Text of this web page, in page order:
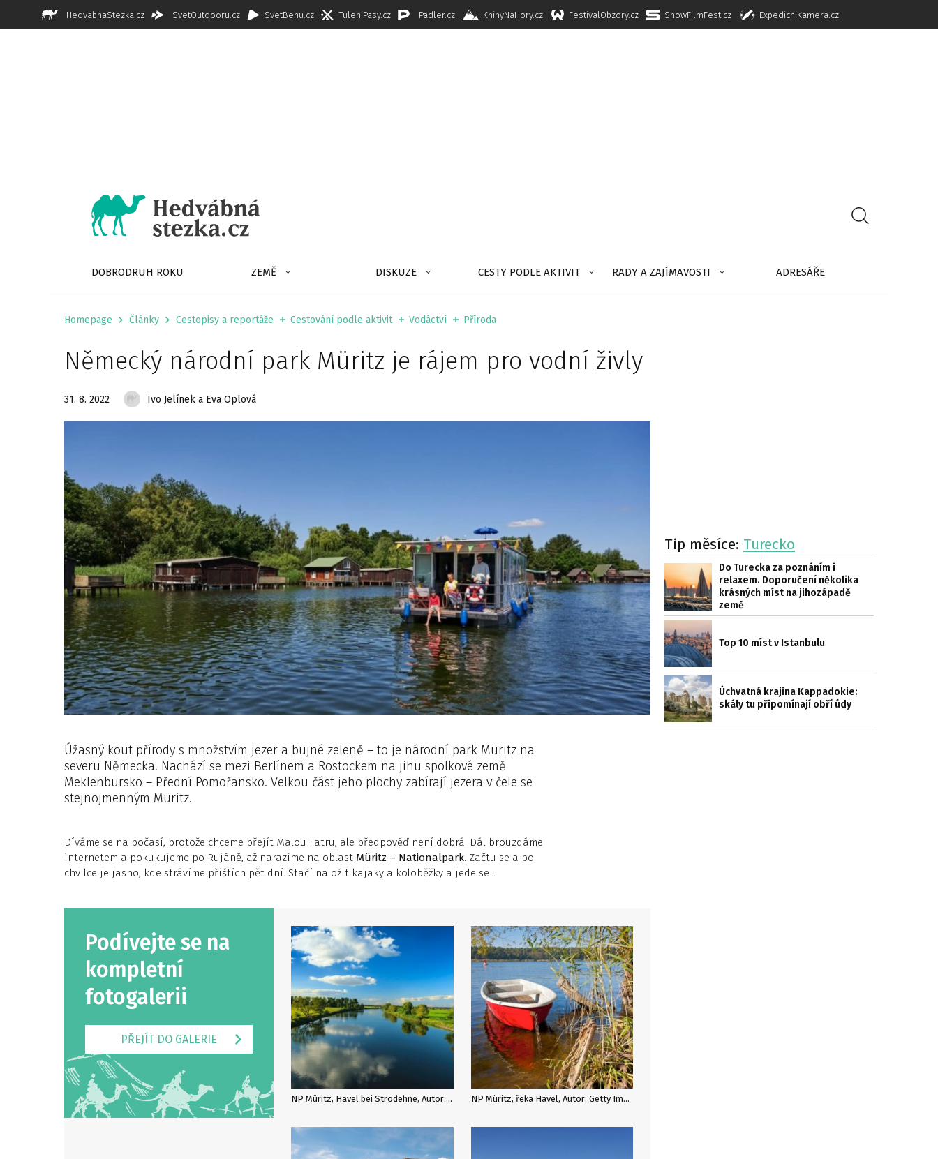
HedvabnaStezka.cz SvetOutdooru.cz SvetBehu.cz TuleniPasy.cz Padler.cz KnihyNaHory.cz FestivalObzory.cz SnowFilmFest.cz ExpedicniKamera.cz
DOBRODRUH ROKU ZEMĚ DISKUZE CESTY PODLE AKTIVIT RADY A ZAJÍMAVOSTI ADRESÁŘE
Homepage Články Cestopisy a reportáže Cestování podle aktivit Vodáctví Příroda
Německý národní park Müritz je rájem pro vodní živly
31. 8. 2022 Ivo Jelínek a Eva Oplová
Úžasný kout přírody s množstvím jezer a bujné zeleně – to je národní park Müritz na
severu Německa. Nachází se mezi Berlínem a Rostockem na jihu spolkové země
Meklenbursko – Přední Pomořansko. Velkou část jeho plochy zabírají jezera v čele se
stejnojmenným Müritz.
Díváme se na počasí, protože chceme přejít Malou Fatru, ale předpověď není dobrá. Dál brouzdáme
internetem a pokukujeme po Rujáně, až narazíme na oblast Müritz – Nationalpark. Začtu se a po
chvilce je jasno, kde strávíme příštích pět dní. Stačí naložit kajaky a koloběžky a jede se…
Podívejte se na
kompletní
fotogalerii
PŘEJÍT DO GALERIE
NP Müritz, Havel bei Strodehne, Autor: TMB-Fotoarchiv NP Müritz, řeka Havel, Autor: Getty Images
Tip měsíce: Turecko
Do Turecka za poznáním i
relaxem. Doporučení několika
krásných míst na jihozápadě
země
Top 10 míst v Istanbulu
Úchvatná krajina Kappadokie:
skály tu připomínají obří údy